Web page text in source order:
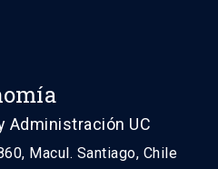
Administración UC
Macul. Santiago, Chile